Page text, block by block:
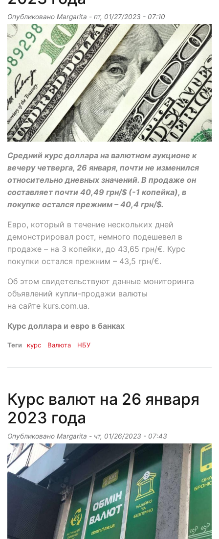
Опубликовано Margarita - пт, 01/27/2023 - 07:10
Средний курс доллара на валютном аукционе к
вечеру четверга, 26 января, почти не изменился
относительно дневных значений. В продаже он
составляет почти 40,49 грн/$ (-1 копейка), в
покупке остался прежним – 40,4 грн/$.
Евро, который в течение нескольких дней
демонстрировал рост, немного подешевел в
продаже – на 3 копейки, до 43,65 грн/€. Курс
покупки остался прежним – 43,5 грн/€.
Об этом свидетельствуют данные мониторинга
объявлений купли-продажи валюты
на сайте kurs.com.ua.
Курс доллара и евро в банках
Теги курс Валюта НБУ
Курс валют на 26 января
2023 года
Опубликовано Margarita - чт, 01/26/2023 - 07:43